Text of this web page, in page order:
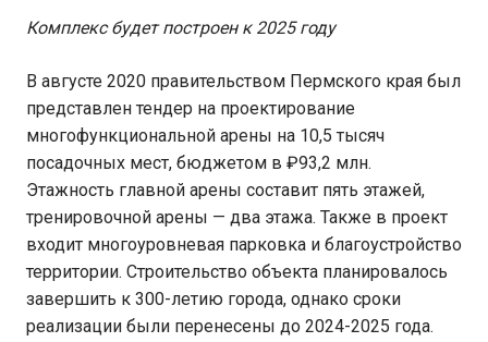
Комплекс будет построен к 2025 году
В августе 2020 правительством Пермского края был
представлен тендер на проектирование
многофункциональной арены на 10,5 тысяч
посадочных мест, бюджетом в ₽93,2 млн.
Этажность главной арены составит пять этажей,
тренировочной арены — два этажа. Также в проект
входит многоуровневая парковка и благоустройство
территории. Строительство объекта планировалось
завершить к 300-летию города, однако сроки
реализации были перенесены до 2024-2025 года.